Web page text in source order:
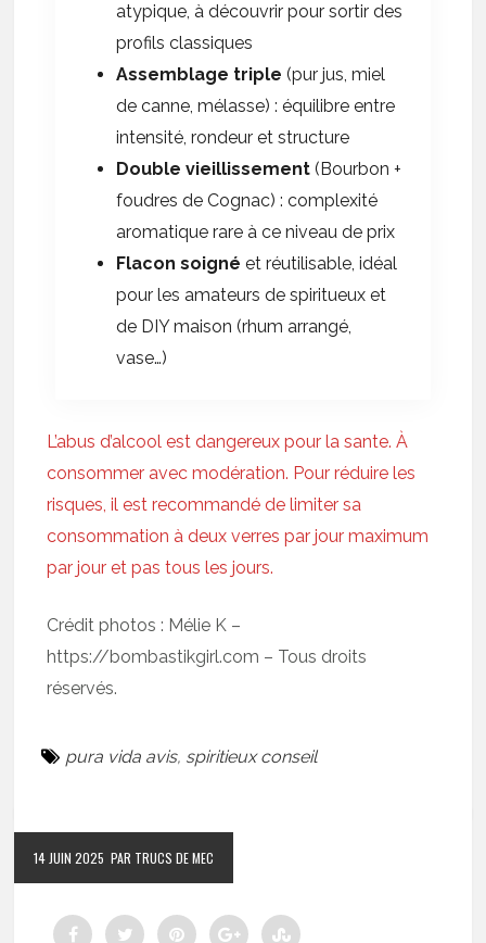
atypique, à découvrir pour sortir des
profils classiques
Assemblage triple (pur jus, miel
de canne, mélasse) : équilibre entre
intensité, rondeur et structure
Double vieillissement (Bourbon +
foudres de Cognac) : complexité
aromatique rare à ce niveau de prix
Flacon soigné et réutilisable, idéal
pour les amateurs de spiritueux et
de DIY maison (rhum arrangé,
vase…)
L’abus d’alcool est dangereux pour la sante. À
consommer avec modération. Pour réduire les
risques, il est recommandé de limiter sa
consommation à deux verres par jour maximum
par jour et pas tous les jours.
Crédit photos : Mélie K –
https://bombastikgirl.com – Tous droits
réservés.
pura vida avis, spiritieux conseil
14 JUIN 2025 PAR TRUCS DE MEC